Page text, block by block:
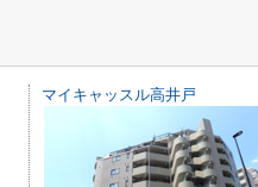
マイキャッスル高井戸